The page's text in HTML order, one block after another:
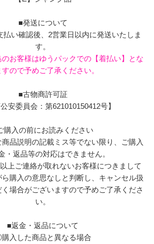
■発送について
払い確認後、2営業日以内に発送いたしま
す。
お客様はゆうパックでの【着払い】とな
すので予めご了承ください。
■古物商許可証
公安委員会：第621010150412号】
購入の前にお読みください
商品説明の記載ミス等でない限り、ご購入
・返品等の対応はできません。
上ご連絡が取れないお客様につきまして
購入の意思なしと判断し、キャンセル扱
場合がございますので予めご了承くださ
い。
■返金・返品について
入した商品と異なる場合